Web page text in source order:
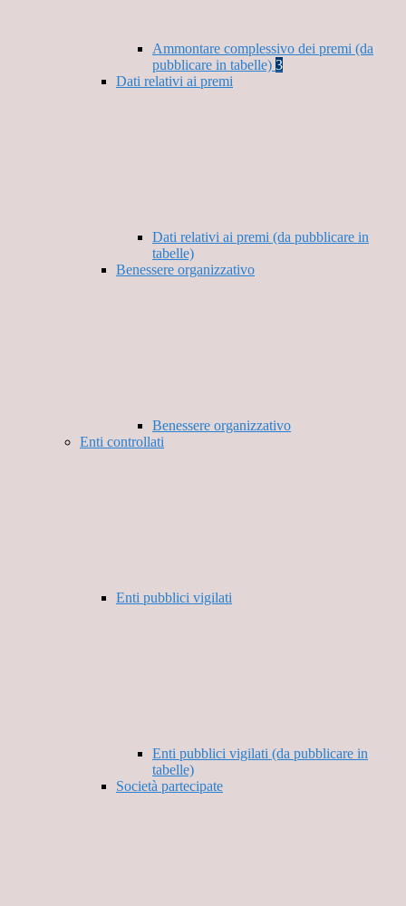
Ammontare complessivo dei premi (da
pubblicare in tabelle) 3
Dati relativi ai premi
Dati relativi ai premi (da pubblicare in
tabelle)
Benessere organizzativo
Benessere organizzativo
Enti controllati
Enti pubblici vigilati
Enti pubblici vigilati (da pubblicare in
tabelle)
Società partecipate